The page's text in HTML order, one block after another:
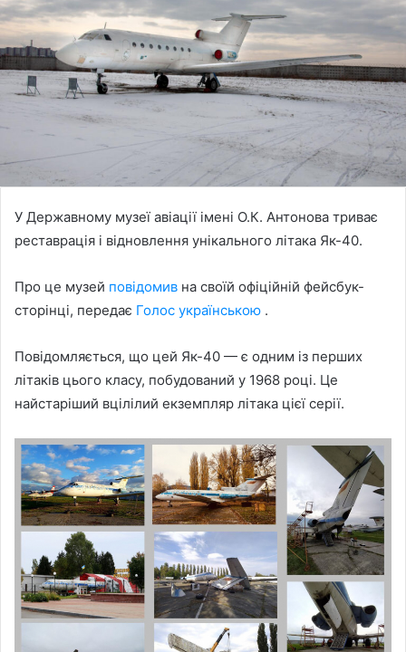
У Державному музеї авіації імені О.К. Антонова триває
реставрація і відновлення унікального літака Як-40.
Про це музей повідомив на своїй офіційній фейсбук-
сторінці, передає Голос українською .
Повідомляється, що цей Як-40 — є одним із перших
літаків цього класу, побудований у 1968 році. Це
найстаріший вцілілий екземпляр літака цієї серії.